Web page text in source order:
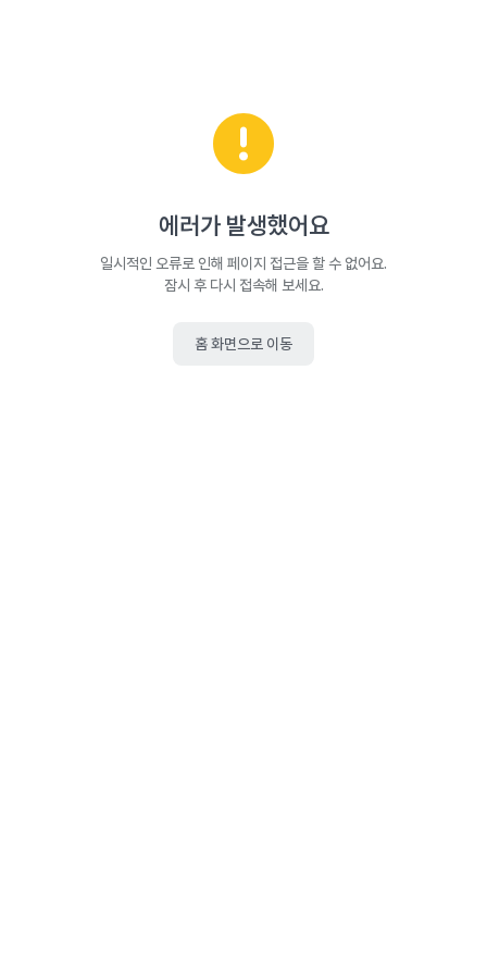
에러가 발생했어요
일시적인 오류로 인해 페이지 접근을 할 수 없어요.
잠시 후 다시 접속해 보세요.
홈 화면으로 이동